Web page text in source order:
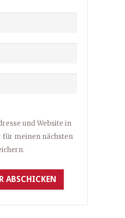
und Website in
für meinen nächsten